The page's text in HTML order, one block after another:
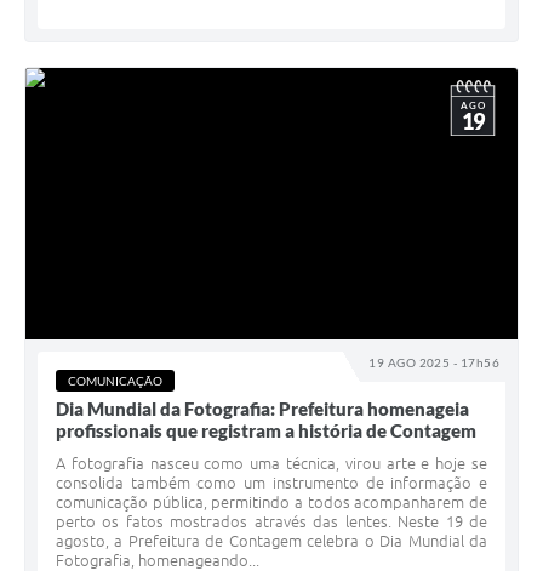
19 AGO 2025 - 17h56
AGO
19
COMUNICAÇÃO
Dia Mundial da Fotografia: Prefeitura homenageia
profissionais que registram a história de Contagem
A fotografia nasceu como uma técnica, virou arte e hoje se
consolida também como um instrumento de informação e
comunicação pública, permitindo a todos acompanharem de
perto os fatos mostrados através das lentes. Neste 19 de
agosto, a Prefeitura de Contagem celebra o Dia Mundial da
Fotografia, homenageando...